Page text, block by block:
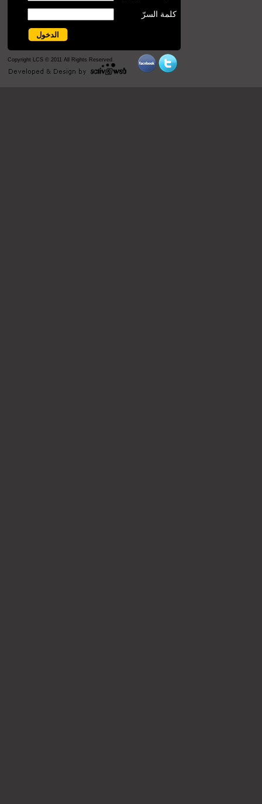
كلمة السرّ
Copyright LCS © 2011 All Rights Reserved